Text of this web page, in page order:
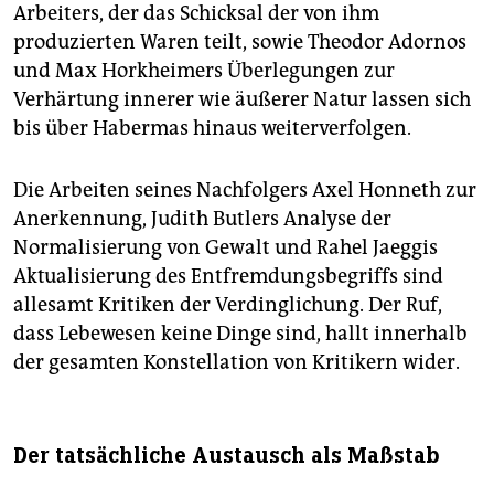
Arbeiters, der das Schicksal der von ihm
produzierten Waren teilt, sowie Theodor Adornos
und Max Horkheimers Überlegungen zur
Verhärtung innerer wie äußerer Natur lassen sich
bis über Habermas hinaus weiterverfolgen.
Die Arbeiten seines Nachfolgers Axel Honneth zur
Anerkennung, Judith Butlers Analyse der
Normalisierung von Gewalt und Rahel Jaeggis
Aktualisierung des Entfremdungsbegriffs sind
allesamt Kritiken der Verdinglichung. Der Ruf,
dass Lebewesen keine Dinge sind, hallt innerhalb
der gesamten Konstellation von Kritikern wider.
Der tatsächliche Austausch als Maßstab